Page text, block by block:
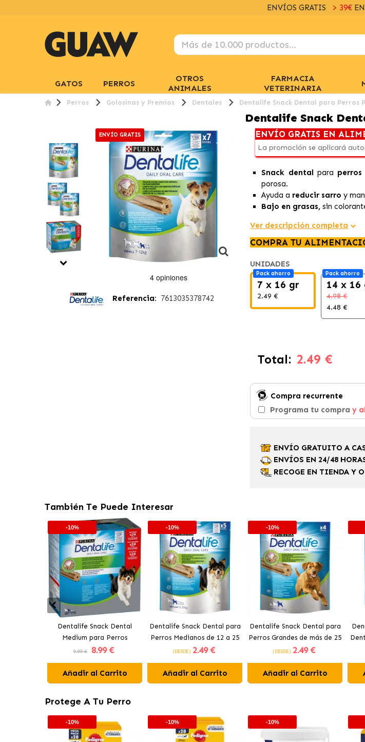
ENVÍOS GRATIS > 39€EN
GATOS PERROS
OTROS
ANIMALES
FARMACIA
VETERINARIA
Perros Golosinas y Premios Dentales Dentalife Snack Dental para Perros
Dentalife Snack
ENVÍO GRATIS
Referencia: 7613035378742
ENVÍO GRATIS EN
La promoción se aplicará
Snack dental para perros
porosa.
Ayuda a reducir sarro y
Bajo en grasas, sin
Ver descripción completa
COMPRA TU
UNIDADES
Pack ahorro
7 x 16 gr
2.49 €
Pack ahorro
14 x 16
4.98 €
4.48 €
Total: 2.49 €
Compra recurrente
Programa tu compra y
ENVÍO GRATUITO A
ENVÍOS EN 24/48
RECOGE EN TIENDA Y
También Te Puede Interesar
-10%
Dentalife Snack Dental
Medium para Perros
Medianos de 12 a 25 kg
9.99 € 8.99 €
Añadir al Carrito
-10%
Dentalife Snack Dental para
Perros Medianos de 12 a 25
kg
(DESDE) 2.49 €
Añadir al Carrito
-10%
Dentalife Snack Dental para
Perros Grandes de más de 25
kg
(DESDE) 2.49 €
Añadir al Carrito
Protege A Tu Perro
-10% -10% -10%